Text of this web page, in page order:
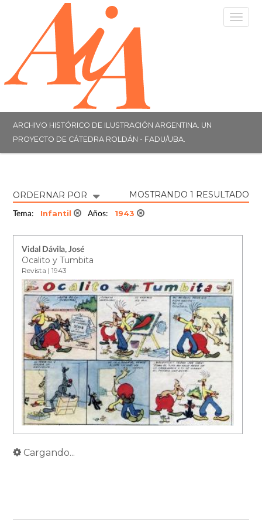
ARCHIVO HISTÓRICO DE ILUSTRACIÓN ARGENTINA. UN
PROYECTO DE CÁTEDRA ROLDÁN - FADU/UBA.
ORDERNAR POR MOSTRANDO 1 RESULTADO
Tema: Infantil Años: 1943
Vidal Dávila, José
Ocalito y Tumbita
Revista | 1943
Cargando...